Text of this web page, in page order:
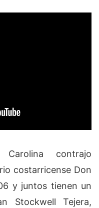
contrajo
costarricense Don
y juntos tienen un
Stockwell Tejera,